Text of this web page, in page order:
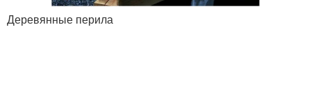
Деревянные перила